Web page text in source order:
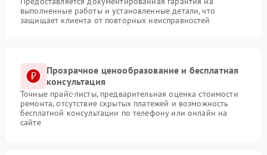
выполненные работы и установленные детали, что
защищает клиента от повторных неисправностей
Прозрачное ценообразование и бесплатная
консультация
Точные прайс-листы, предварительная оценка стоимости
ремонта, отсутствие скрытых платежей и возможность
бесплатной консультации по телефону или онлайн на
сайте